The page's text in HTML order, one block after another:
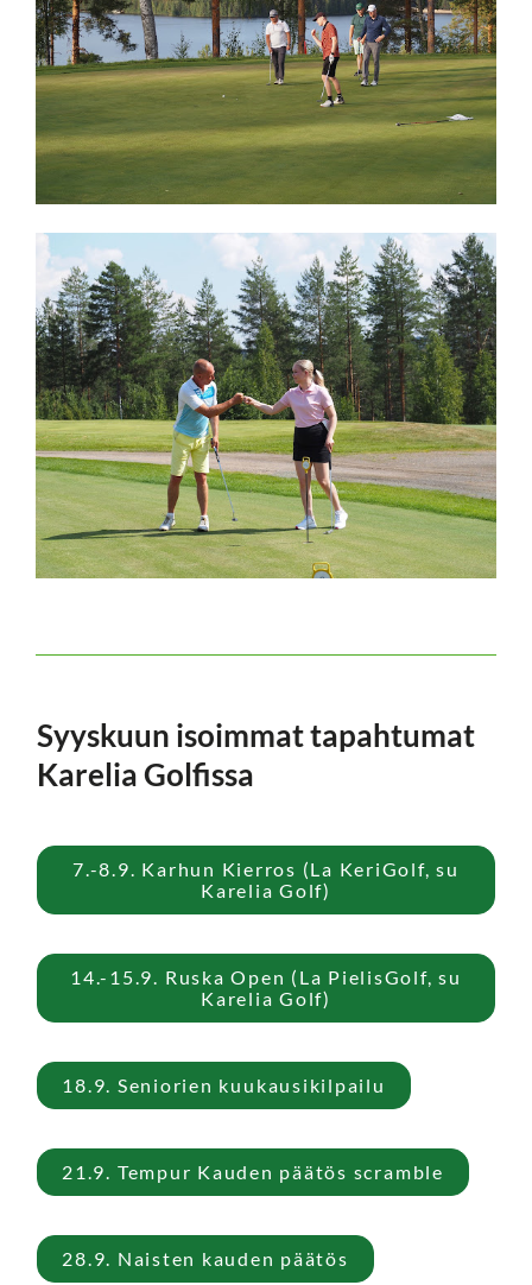
Syyskuun isoimmat tapahtumat
Karelia Golfissa
7.-8.9. Karhun Kierros (La KeriGolf, su
Karelia Golf)
14.-15.9. Ruska Open (La PielisGolf, su
Karelia Golf)
18.9. Seniorien kuukausikilpailu
21.9. Tempur Kauden päätös scramble
28.9. Naisten kauden päätös